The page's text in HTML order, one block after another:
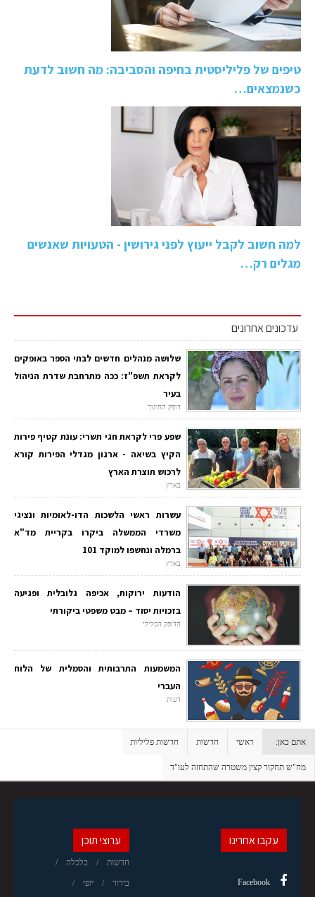
טיפים של פליליסטית בחיפה והסביבה: מה חשוב לדעת
כשנמצאים…
למה חשוב לקבל ייעוץ לפני גירושין - הטעויות שאנשים
מגלים רק…
עדכונים אחרונים
שלושה מנהלים חדשים לבתי הספר באופקים
לקראת תשפ"ז: ככה מתרחבת שדרת הניהול
בעיר
דופק החינוך
שפע פרי לקראת חגי תשרי: עונת קטיף פירות
הקיץ בשיאה - ארגון מגדלי הפירות קורא
לרכוש תוצרת הארץ
בארץ
עשרות ראשי הלשכות הדו-לאומיות ונציגי
משרדי הממשלה ביקרו בקריית מד"א
ברמלה ונחשפו למוקד 101
בארץ
הודעות ירוקות, אכיפה גלובלית ופגיעה
בזכויות יסוד – מבט משפטי ביקורתי
הדופק הפלילי
המשמעות התרבותית והסמלית של הלוח
העברי
דעות
אתם כאן: ראשי חדשות חדשות פליליות
מח"ש תחקור קצין משטרה שהתחזה לעו"ד
ערוצי תוכן
חדשות כלכלה
בידור יופי
עקבו אחרינו
Facebook